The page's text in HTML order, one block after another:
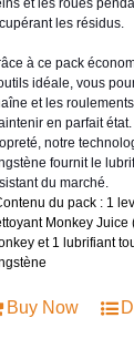
et les roues
les résidus.
à ce pack
idéale, vous
et les
en parfait
notre
fournit le
du marché.
du pack : 1
Monkey Juice
et 1 lubrifiant
Buy Now